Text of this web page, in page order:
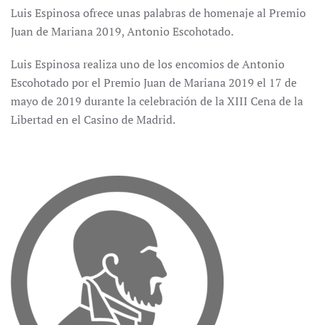
Luis Espinosa ofrece unas palabras de homenaje al Premio
Juan de Mariana 2019, Antonio Escohotado.
Luis Espinosa realiza uno de los encomios de Antonio
Escohotado por el Premio Juan de Mariana 2019 el 17 de
mayo de 2019 durante la celebración de la XIII Cena de la
Libertad en el Casino de Madrid.